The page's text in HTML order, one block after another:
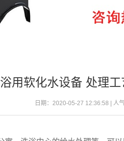
用软化水设备 处理
日期：2020-05-27 12:36:58 | 人气